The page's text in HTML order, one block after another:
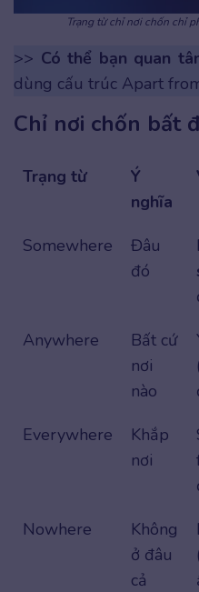
Trạng từ chỉ nơi chốn chỉ
>> Có thể bạn quan
dùng cấu trúc Apart
Chỉ nơi chốn bất
Trạng từ
Ý
nghĩa
Somewhere
Đâu
đó
Anywhere
Bất cứ
nơi
nào
Everywhere
Khắp
nơi
Nowhere
Không
ở đâu
cả